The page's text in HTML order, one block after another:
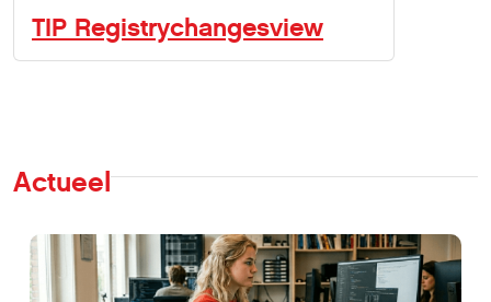
TIP Registrychangesview
Actueel